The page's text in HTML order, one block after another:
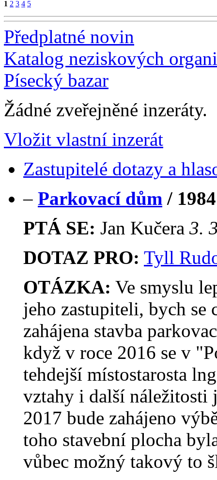
1 2 3 4 5
Předplatné novin
Katalog neziskových
Písecký bazar
Žádné zveřejněné inzeráty.
Vložit vlastní inzerát
Zastupitelé dotazy a
– Parkovací dům / 1984
PTÁ SE: Jan Kučera 3.
DOTAZ PRO: Tyll
OTÁZKA: Ve smyslu
jeho zastupiteli, bych se
zahájena stavba
když v roce 2016 se v
tehdejší místostarosta
vztahy i další náležitosti
2017 bude zahájeno
toho stavební plocha
vůbec možný takový to